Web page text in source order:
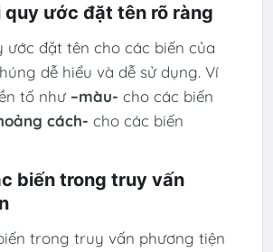
quy ước đặt tên rõ ràng
ước đặt tên cho các biến của
dễ hiểu và dễ sử dụng. Ví
tố như –màu- cho các biến
cách- cho các biến
biến trong truy vấn
trong truy vấn phương tiện